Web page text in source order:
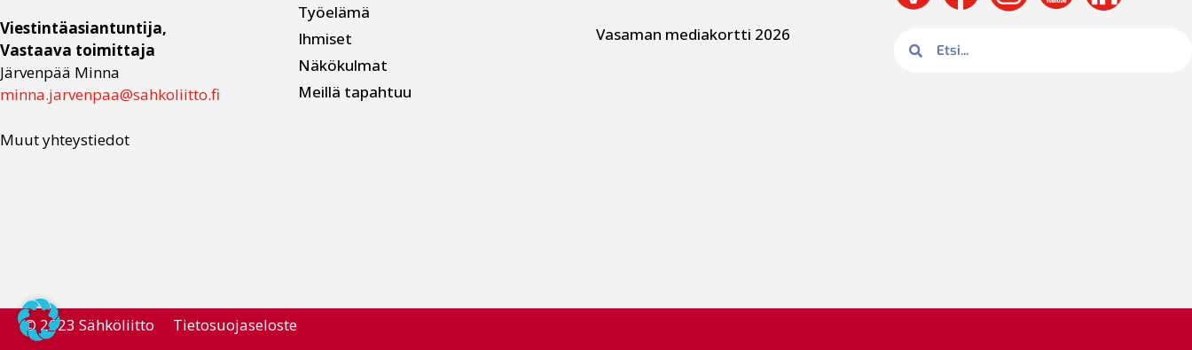
Viestintäasiantuntija,
Vastaava toimittaja
Järvenpää Minna
minna.jarvenpaa@sahkoliitto.fi
Muut yhteystiedot
Työelämä
Ihmiset
Näkökulmat
Meillä tapahtuu
Vasaman mediakortti 2026
© 2023 Sähköliitto Tietosuojaseloste